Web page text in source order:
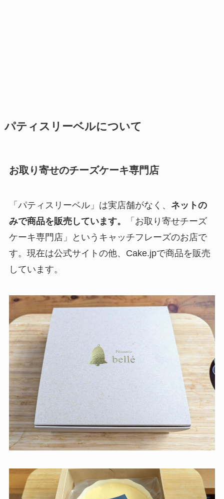
パティスリーベルについて
お取り寄せのチーズケーキ専門店
「パティスリーベル」は実店舗がなく、 ネットの
みで商品を販売しています。
「お取り寄せチーズ
ケーキ専門店」というキャッチフレーズのお店で
す。現在は公式サイトの他、Cake.jpで商品を販売
しています。